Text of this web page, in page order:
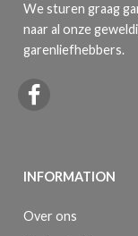
We sturen graag
naar al onze
garenliefhebbers.
INFORMATION
Over ons